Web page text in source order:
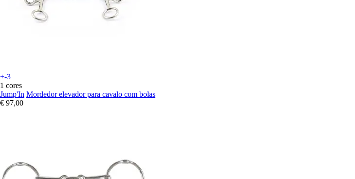
+-3
1 cores
Jump'In Mordedor elevador para cavalo com bolas
€ 97,00